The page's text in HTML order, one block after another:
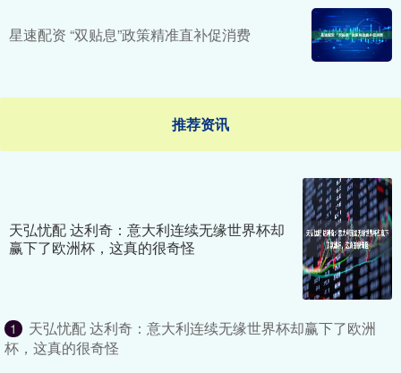
星速配资 “双贴息”政策精准直补促消费
推荐资讯
天弘忧配 达利奇：意大利连续无缘世界杯却
赢下了欧洲杯，这真的很奇怪
1
天弘忧配 达利奇：意大利连续无缘世界杯却赢下了欧洲
杯，这真的很奇怪